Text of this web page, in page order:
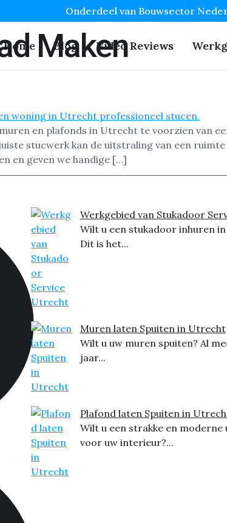
Onderdeel van Bouwsector
Home Blog Video Reviews
Maken
en plafonds in Utrecht te voorzien van
stucwerk kan de uitstraling van een
en geven we handige […]
Werkgebied van Stukadoor
Wilt u een stukadoor inhuren
Dit is het...
Muren laten Spuiten in Utrecht
Wilt u uw muren spuiten? Al
jaar...
Plafond laten Spuiten in
Wilt u een strakke en
voor uw interieur?...